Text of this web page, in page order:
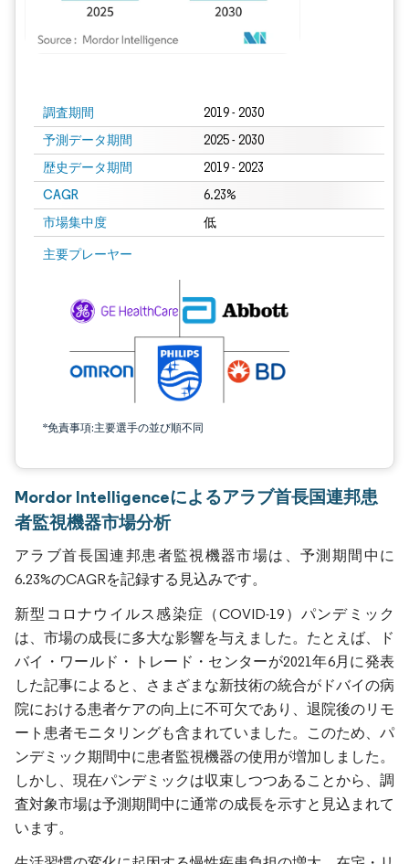
調査期間 2019 - 2030
予測データ期間 2025 - 2030
歴史データ期間 2019 - 2023
CAGR 6.23%
市場集中度 低
主要プレーヤー
*免責事項:主要選手の並び順不同
Mordor Intelligenceによるアラブ首長国連邦患
者監視機器市場分析
アラブ首長国連邦患者監視機器市場は、予測期間中に
6.23%のCAGRを記録する見込みです。
新型コロナウイルス感染症（COVID-19）パンデミック
は、市場の成長に多大な影響を与えました。たとえば、ド
バイ・ワールド・トレード・センターが2021年6月に発表
した記事によると、さまざまな新技術の統合がドバイの病
院における患者ケアの向上に不可欠であり、退院後のリモ
ート患者モニタリングも含まれていました。このため、パ
ンデミック期間中に患者監視機器の使用が増加しました。
しかし、現在パンデミックは収束しつつあることから、調
査対象市場は予測期間中に通常の成長を示すと見込まれて
います。